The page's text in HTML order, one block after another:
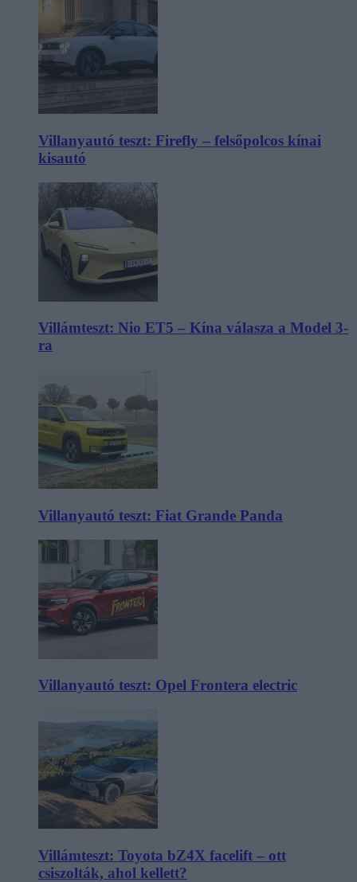
Villanyautó teszt: Firefly – felsőpolcos kínai
kisautó
Villámteszt: Nio ET5 – Kína válasza a Model 3-
ra
Villanyautó teszt: Fiat Grande Panda
Villanyautó teszt: Opel Frontera electric
Villámteszt: Toyota bZ4X facelift – ott
csiszolták, ahol kellett?